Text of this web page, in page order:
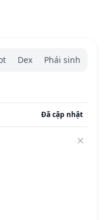
Dex Phái sinh
Đã cập nhật